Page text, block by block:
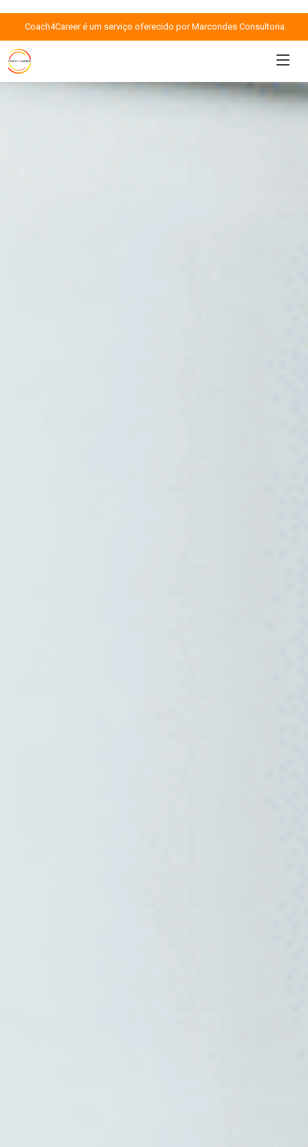
Coach4Career é um serviço oferecido por Marcondes Consultoria.